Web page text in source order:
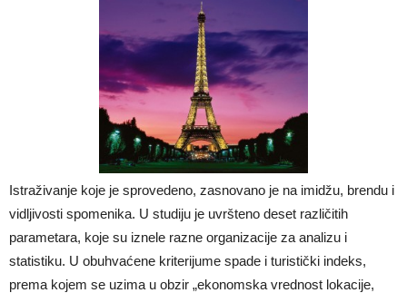
Istraživanje koje je sprovedeno, zasnovano je na imidžu, brendu i
vidljivosti spomenika. U studiju je uvršteno deset različitih
parametara, koje su iznele razne organizacije za analizu i
statistiku. U obuhvaćene kriterijume spade i turistički indeks,
prema kojem se uzima u obzir „ekonomska vrednost lokacije,